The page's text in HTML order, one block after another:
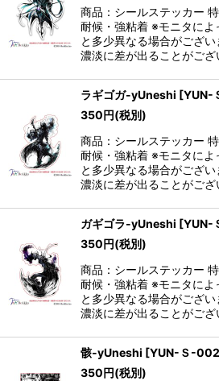
商品：シールステッカー
耐候・強粘着 ※モニタに
と多少異なる場合がござ
濃淡に差が出ることがござ
ラギゴガ-yUneshi [YUN-
350円(税別)
商品：シールステッカー
耐候・強粘着 ※モニタに
と多少異なる場合がござ
濃淡に差が出ることがござ
ガギゴラ-yUneshi [YUN-
350円(税別)
商品：シールステッカー
耐候・強粘着 ※モニタに
と多少異なる場合がござ
濃淡に差が出ることがござ
骸-yUneshi [YUN-Ｓ-
350円(税別)